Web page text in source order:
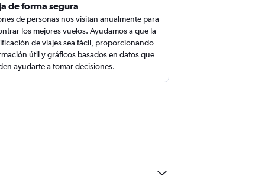
de forma segura
de personas nos visitan anualmente para
los mejores vuelos. Ayudamos a que la
de viajes sea fácil, proporcionando
útil y gráficos basados en datos que
ayudarte a tomar decisiones.